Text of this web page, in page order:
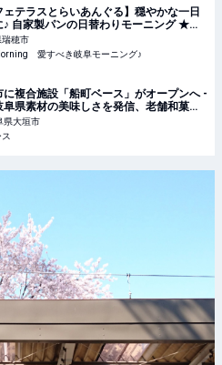
テラスとらいあんぐる】穏やかな一日
♪ 自家製パンの日替わりモーニング ★岐
瑞穂市
愛すべき岐阜モーニング♪
に複合施設「船町ベース」がオープンへ -
県素材の美味しさを発信、老舗和菓子
」も復活
県大垣市